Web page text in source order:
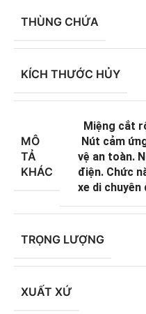
THÙNG CHỨA
KÍCH THƯỚC HỦY
MÔ
TẢ
KHÁC
Miệng cắt
Nút cảm
vệ an toàn.
điện. Chức
xe di chuyên
TRỌNG LƯỢNG
XUẤT XỨ